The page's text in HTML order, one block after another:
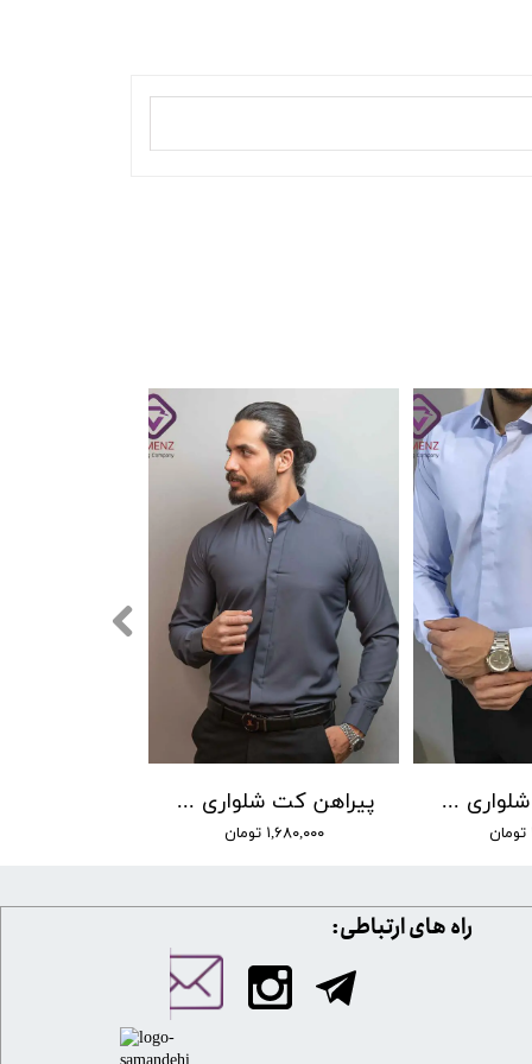
پیراهن کت شلواری دوشین لومنز کد 0018
۱,۶۸۰,۰۰۰ تومان
پیراهن کت شلواری دوشین لومنز کد 0019
​​راه های ارتباطی: